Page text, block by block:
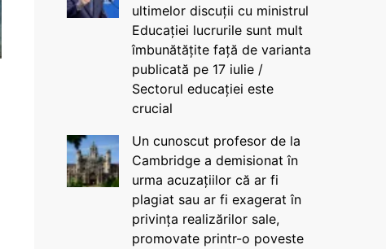
ultimelor discuții cu ministrul
Educației lucrurile sunt mult
îmbunătățite față de varianta
publicată pe 17 iulie /
Sectorul educației este
crucial
Un cunoscut profesor de la
Cambridge a demisionat în
urma acuzațiilor că ar fi
plagiat sau ar fi exagerat în
privința realizărilor sale,
promovate printr-o poveste